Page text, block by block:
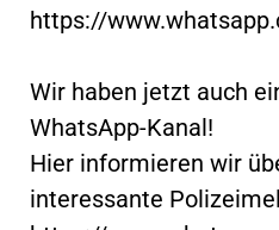
https://
Wir haben jetzt auch
WhatsApp-Kanal!
Hier informieren wir
interessante